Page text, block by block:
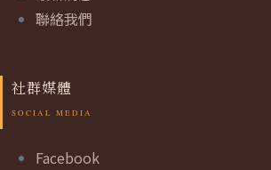
聯絡我們
社群媒體
Facebook